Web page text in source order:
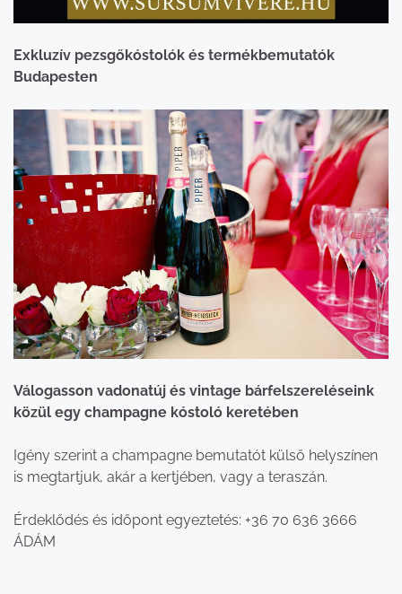
Exkluzív pezsgőkóstolók és termékbemutatók
Budapesten
Válogasson vadonatúj és vintage bárfelszereléseink
közül egy champagne kóstoló keretében
Igény szerint a champagne bemutatót külső helyszínen
is megtartjuk, akár a kertjében, vagy a teraszán.
Érdeklődés és időpont egyeztetés: +36 70 636 3666
ÁDÁM